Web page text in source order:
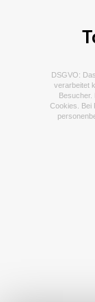
DSGVO:
verarbeitet
Besucher.
Cookies. Bei